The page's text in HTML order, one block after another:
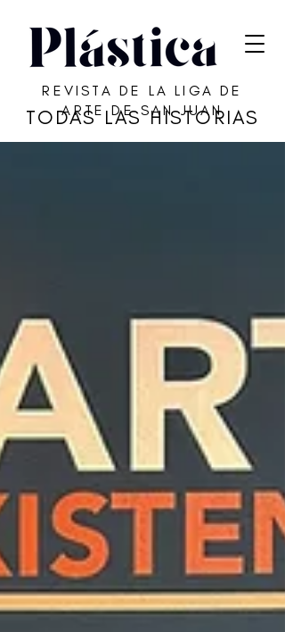
REVISTA DE LA LIGA DE
ARTE DE SAN JUAN
TODAS LAS HISTORIAS